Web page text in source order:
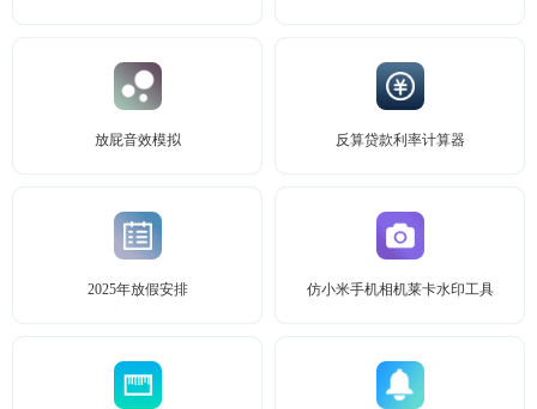
放屁音效模拟 反算贷款利率计算器
2025年放假安排 仿小米手机相机莱卡水印工具